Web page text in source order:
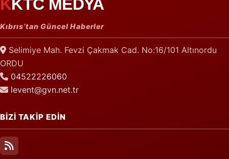
KKTC MEDYA
Kıbrıs’tan Güncel Haberler
Selimiye Mah. Fevzi Çakmak Cad. No:16/101 Altınordu
ORDU
04522226060
levent@gvn.net.tr
BİZİ TAKİP EDİN